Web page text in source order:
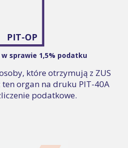
PIT-OP
sprawie 1,5% podatku
które otrzymują z ZUS
organ na druku PIT-40A
podatkowe.